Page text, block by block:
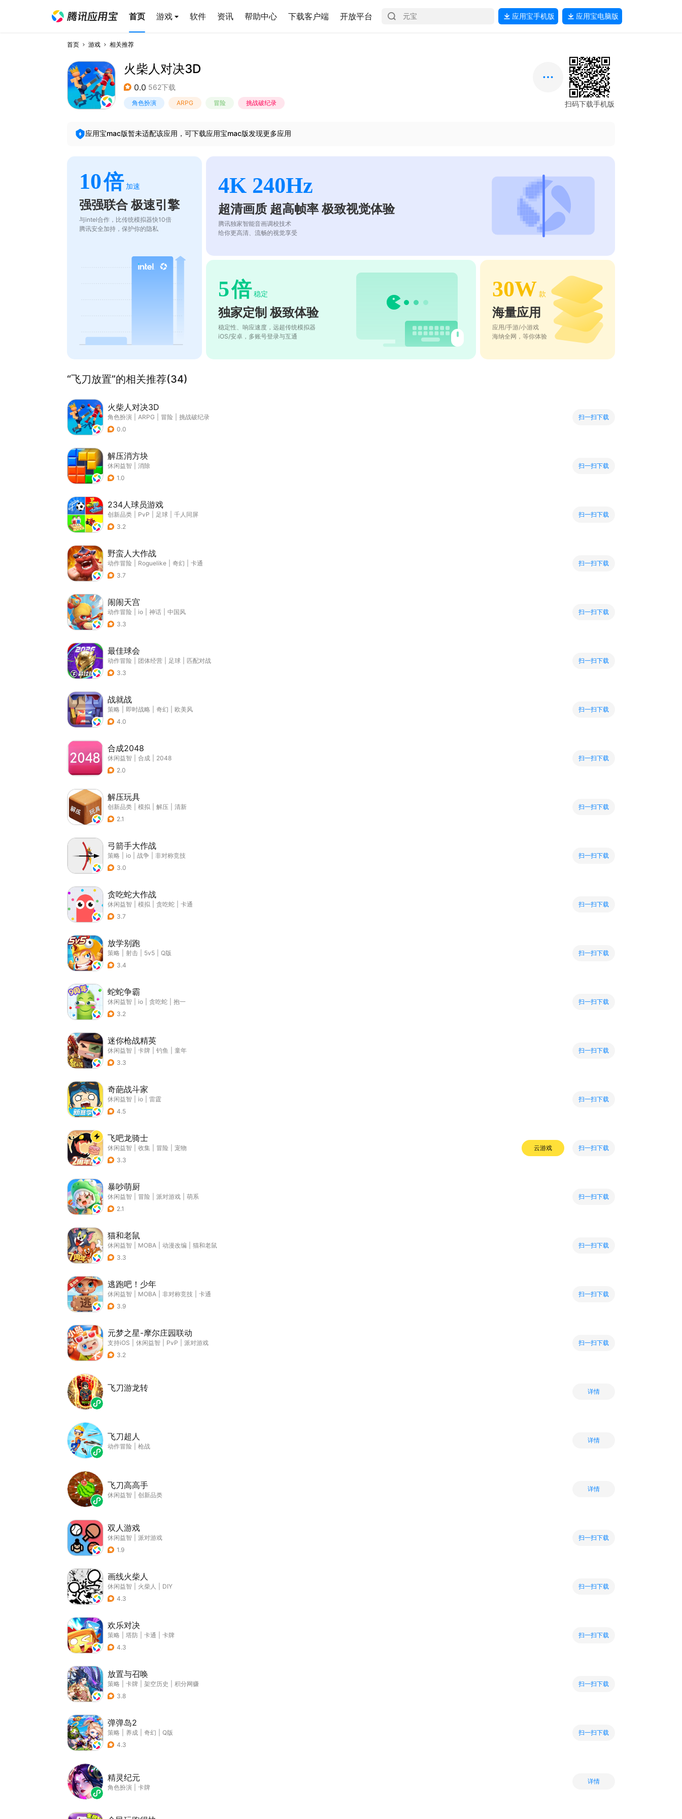
首页 游戏 软件 资讯 帮助中心 下载客户端 开放平台 应用宝手机版 应用宝电脑版
首页 游戏 相关推荐
火柴人对决3D
0.0 562下载
角色扮演 ARPG 冒险 挑战破纪录 扫码下载手机版
应用宝mac版暂未适配该应用，可下载应用宝mac版发现更多应用
10倍 加速
强强联合 极速引擎
与intel合作，比传统模拟器快10倍
腾讯安全加持，保护你的隐私
4K 240Hz
超清画质 超高帧率 极致视觉体验
腾讯独家智能音画调校技术
给你更高清、流畅的视觉享受
5倍 稳定
独家定制 极致体验
稳定性、响应速度，远超传统模拟器
iOS/安卓，多账号登录与互通
30W 款
海量应用
应用/手游/小游戏
海纳全网，等你体验
“飞刀放置”的相关推荐(34)
火柴人对决3D
角色扮演 ARPG 冒险
挑战破纪录
0.0
扫一扫下载
解压消方块
休闲益智
消除
1.0
扫一扫下载
234人球员游戏
创新品类 PvP 足球
千人同屏
3.2
扫一扫下载
野蛮人大作战
动作冒险 Roguelike 奇幻
卡通
3.7
扫一扫下载
闹闹天宫
动作冒险 io 神话
中国风
3.3
扫一扫下载
最佳球会
动作冒险 团体经营 足球
匹配对战
3.3
扫一扫下载
战就战
策略 即时战略 奇幻
欧美风
4.0
扫一扫下载
合成2048
休闲益智 合成
2048
2.0
扫一扫下载
解压玩具
创新品类 模拟 解压
清新
2.1
扫一扫下载
弓箭手大作战
策略 io 战争
非对称竞技
3.0
扫一扫下载
贪吃蛇大作战
休闲益智 模拟 贪吃蛇
卡通
3.7
扫一扫下载
放学别跑
策略 射击 5v5
Q版
3.4
扫一扫下载
蛇蛇争霸
休闲益智 io 贪吃蛇
抱一
3.2
扫一扫下载
迷你枪战精英
休闲益智 卡牌 钓鱼
童年
3.3
扫一扫下载
奇葩战斗家
休闲益智 io
雷霆
4.5
扫一扫下载
飞吧龙骑士
休闲益智 收集 冒险
宠物
3.3
云游戏 扫一扫下载
暴吵萌厨
休闲益智 冒险 派对游戏
萌系
2.1
扫一扫下载
猫和老鼠
休闲益智 MOBA 动漫改编
猫和老鼠
3.3
扫一扫下载
逃跑吧！少年
休闲益智 MOBA 非对称竞技
卡通
3.9
扫一扫下载
元梦之星-摩尔庄园联动
支持iOS 休闲益智 PvP
派对游戏
3.2
扫一扫下载
飞刀游龙转 详情
飞刀超人
动作冒险 枪战
详情
飞刀高高手
休闲益智 创新品类
详情
双人游戏
休闲益智
派对游戏
1.9
扫一扫下载
画线火柴人
休闲益智 火柴人
DIY
4.3
扫一扫下载
欢乐对决
策略 塔防 卡通
卡牌
4.3
扫一扫下载
放置与召唤
策略 卡牌 架空历史
积分网赚
3.8
扫一扫下载
弹弹岛2
策略 养成 奇幻
Q版
4.3
扫一扫下载
精灵纪元
角色扮演 卡牌
详情